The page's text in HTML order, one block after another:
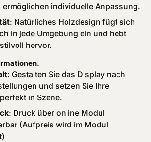
ermöglichen individuelle Anpassung.
: Natürliches Holzdesign fügt sich
in jede Umgebung ein und hebt
hervor.
: Gestalten Sie das Display nach
und setzen Sie Ihre
in Szene.
: Druck über online Modul
(Aufpreis wird im Modul